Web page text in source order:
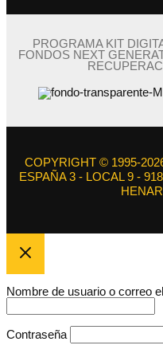
PROGRAMA KIT
FONDOS NEXT
COPYRIGHT © 1995-
ESPAÑA 3 - LOCAL 9 -
Nombre de usuario o correo
Contraseña